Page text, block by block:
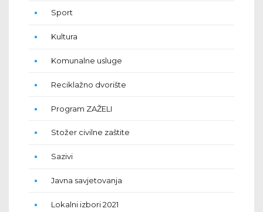
Sport
Kultura
Komunalne usluge
Reciklažno dvorište
Program ZAŽELI
Stožer civilne zaštite
Sazivi
Javna savjetovanja
Lokalni izbori 2021